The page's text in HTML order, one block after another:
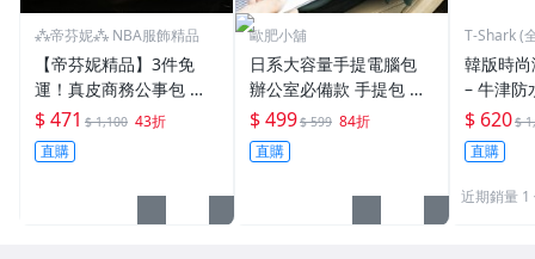
⁂帝芬妮⁂ NBA服飾精品
【帝芬妮精品】3件免
運！真皮商務公事包 手
提包手拿包筆電包電腦包
男包包 單肩包斜肩包斜
背包側背包腰包胸包後背
$ 471 $ 1,100 43折
直購
歐肥小舖
日系大容量手提電腦包
辦公室必備款 手提包 電
腦包 生日禮物【BG21】
$ 499$ 599 84折
直購
T-Shark (
韓版時
– 牛津防
再送觸
$ 620$
直購
近期銷量 1